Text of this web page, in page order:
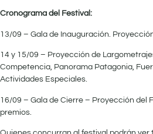
Cronograma del Festival:
13/09 – Gala de Inauguración.
14 y 15/09 – Proyección de
Competencia, Panorama Patagonia,
Actividades Especiales.
16/09 – Gala de Cierre – Proyección del
premios.